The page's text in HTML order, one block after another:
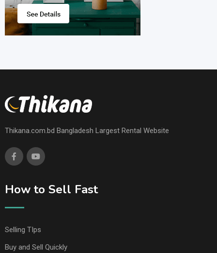
Thikana.com.bd Bangladesh Largest Rental Website
How to Sell Fast
Selling TIps
Buy and Sell Quickly